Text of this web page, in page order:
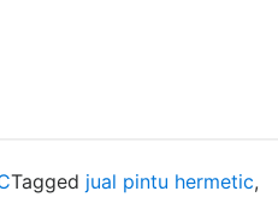
Tagged jual pintu hermetic,